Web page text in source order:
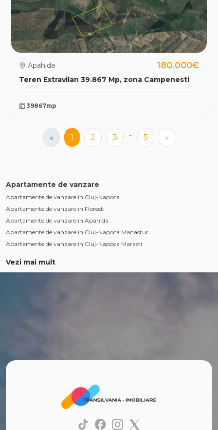
Teren Extravilan 39.867 Mp, zona Campenesti
Apahida 180.000€
39867mp
« 1 2 3 ... 5 »
Apartamente de vanzare
Apartamente de vanzare in Cluj-Napoca
Apartamente de vanzare in Floresti
Apartamente de vanzare in Apahida
Apartamente de vanzare in Cluj-Napoca Manastur
Apartamente de vanzare in Cluj-Napoca Marasti
Apartamente de vanzare in Cluj-Napoca Iris
Case de vanzare in Cluj-Napoca Iris
Case de vanzare in Apahida
Case de vanzare in Floresti
Case de vanzare in Feleacu
Case de vanzare in Campenesti
Vezi mai mult